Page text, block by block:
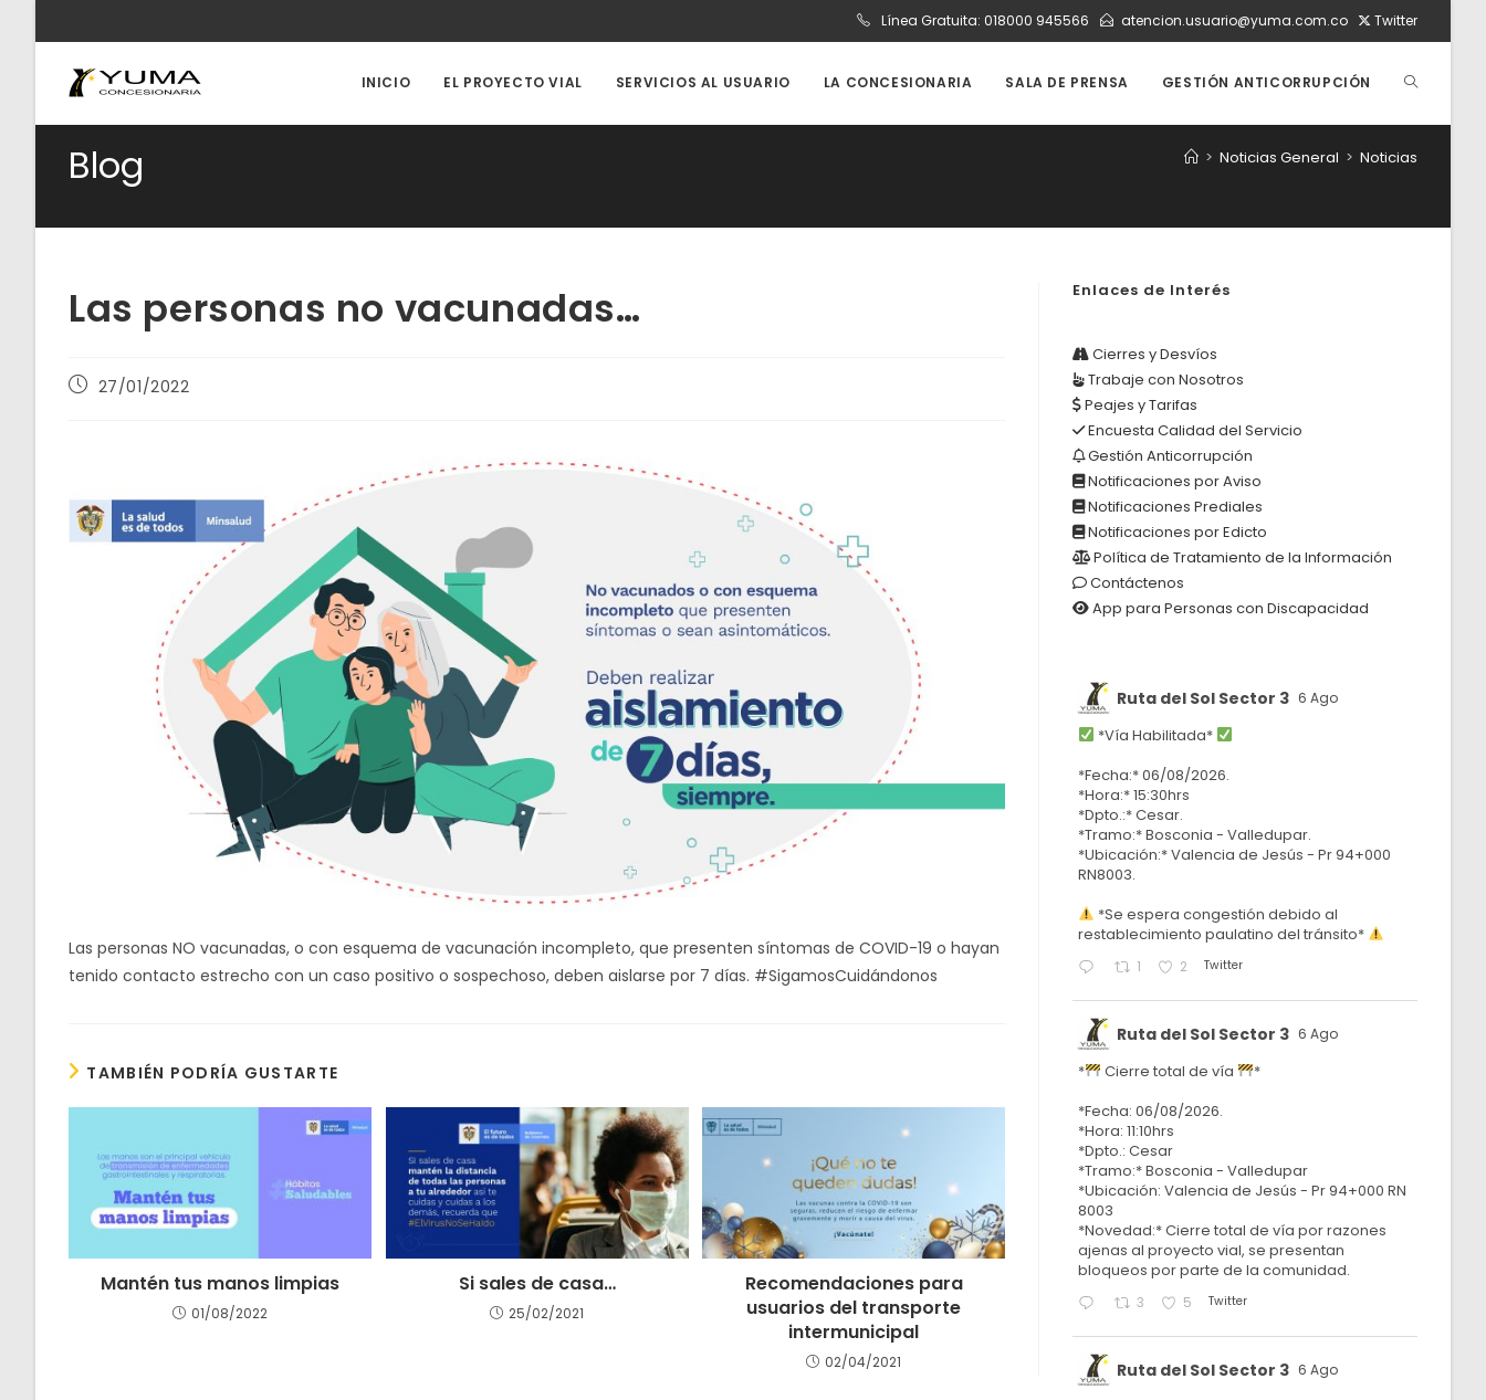
contenido
Línea Gratuita: 018000 945566 atencion.usuario@yuma.com.co Twitter
INICIO EL PROYECTO VIAL SERVICIOS AL USUARIO LA CONCESIONARIA SALA DE PRENSA GESTIÓN ANTICORRUPCIÓN ALTERNAR
BÚSQUEDA
Blog > Noticias General > Noticias
Las personas no vacunadas…
Publicación
27/01/2022
Las personas NO vacunadas, o con esquema de vacunación incompleto, que presenten síntomas de COVID-19 o hayan
tenido contacto estrecho con un caso positivo o sospechoso, deben aislarse por 7 días. #SigamosCuidándonos
TAMBIÉN PODRÍA GUSTARTE
Mantén tus manos limpias
01/08/2022
Si sales de casa…
25/02/2021
Recomendaciones para
usuarios del transporte
intermunicipal
02/04/2021
Enlaces de Interés
Cierres y Desvíos
Trabaje con Nosotros
Peajes y Tarifas
Encuesta Calidad del Servicio
Gestión Anticorrupción
Notificaciones por Aviso
Notificaciones Prediales
Notificaciones por Edicto
Política de Tratamiento de la Información
Contáctenos
App para Personas con Discapacidad
Ruta del Sol Sector 3 6 Ago
*Vía Habilitada*
*Fecha:* 06/08/2026.
*Hora:* 15:30hrs
*Dpto.:* Cesar.
*Tramo:* Bosconia - Valledupar.
*Ubicación:* Valencia de Jesús - Pr 94+000
RN8003.
*Se espera congestión debido al
restablecimiento paulatino del tránsito*
1 2 Twitter
Ruta del Sol Sector 3 6 Ago
* Cierre total de vía
*
*Fecha: 06/08/2026.
*Hora: 11:10hrs
*Dpto.: Cesar
*Tramo:* Bosconia - Valledupar
*Ubicación: Valencia de Jesús - Pr 94+000 RN
8003
*Novedad:* Cierre total de vía por razones
ajenas al proyecto vial, se presentan
bloqueos por parte de la comunidad.
3 5 Twitter
Ruta del Sol Sector 3 6 Ago